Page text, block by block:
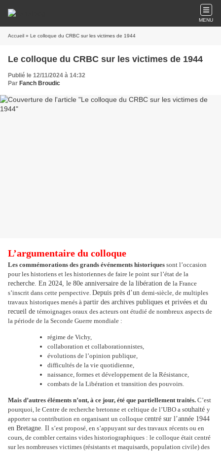
MENU
Accueil » Le colloque du CRBC sur les victimes de 1944
Le colloque du CRBC sur les victimes de 1944
Publié le 12/11/2024 à 14:32
Par Fanch Broudic
L’argumentaire du colloque
Les commémorations des grands événements historiques sont l’occasion
pour les historiens et les historiennes de faire le point sur l’état de la
recherche. En 2024, le 80e anniversaire de la libération de la France
s’inscrit dans cette perspective. Depuis près d’un demi-siècle, de multiples
travaux historiques menés à partir des archives publiques et privées et du
recueil de témoignages oraux des acteurs ont étudié de nombreux aspects de
la période de la Seconde Guerre mondiale :
régime de Vichy,
collaboration et collaborationnistes,
évolutions de l’opinion publique,
difficultés de la vie quotidienne,
naissance, formes et développement de la Résistance,
combats de la Libération et transition des pouvoirs.
Mais d’autres éléments n’ont, à ce jour, été que partiellement traités. C’est
pourquoi, le Centre de recherche bretonne et celtique de l’UBO a souhaité y
apporter sa contribution en organisant un colloque centré sur l’année 1944
en Bretagne. Il s’est proposé, en s’appuyant sur des travaux récents ou en
cours, de combler certains vides historiographiques : le colloque était centré
sur les nombreuses victimes (résistants et maquisards, population civile) des